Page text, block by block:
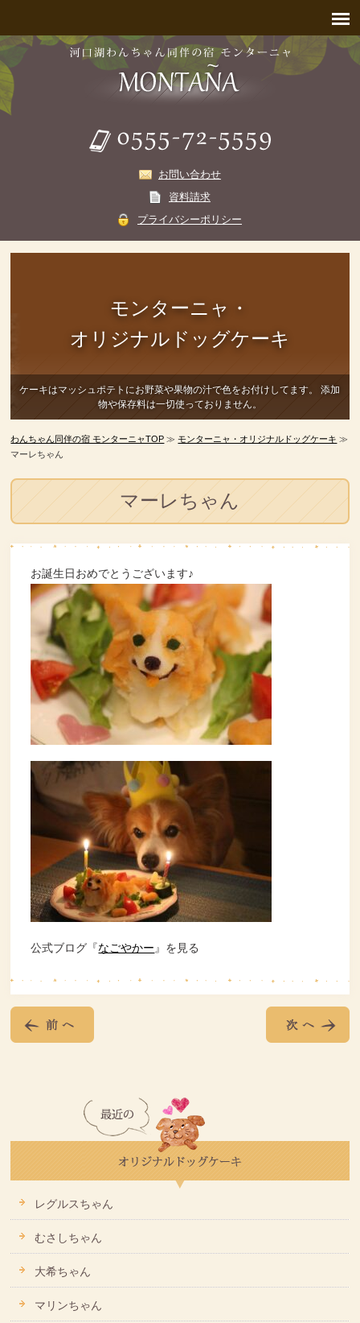
お問い合わせ
資料請求
プライバシーポリシー
モンターニャ・
オリジナルドッグケーキ
ケーキはマッシュポテトにお野菜や果物の汁で色をお付けしてます。
添加
物や保存料は一切使っておりません。
わんちゃん同伴の宿 モンターニャTOP ≫モンターニャ・オリジナルドッグケーキ ≫
マーレちゃん
マーレちゃん
お誕生日おめでとうございます♪
公式ブログ『なごやかー 』を見る
レグルスちゃん
むさしちゃん
大希ちゃん
マリンちゃん